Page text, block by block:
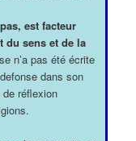
est facteur
du sens et de la
n’a pas été écrite
dans son
réflexion